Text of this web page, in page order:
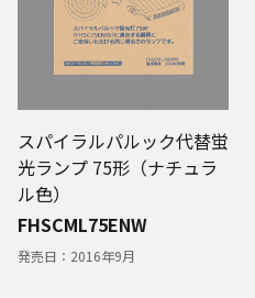
スパイラルパルック代替蛍
光ランプ 75形（ナチュラ
ル色）
FHSCML75ENW
発売日： 2016年9月